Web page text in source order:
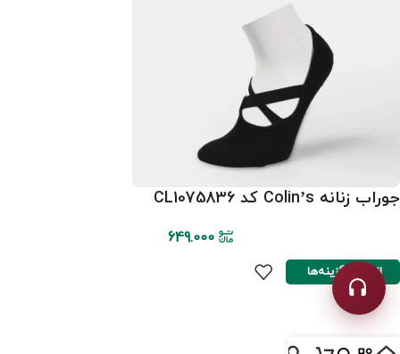
جوراب زنانه Colin’s کد CL1075836
649.000
انتخاب گزینه‌ها